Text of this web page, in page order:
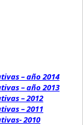
– año 2014
– año 2013
– 2012
– 2011
2010